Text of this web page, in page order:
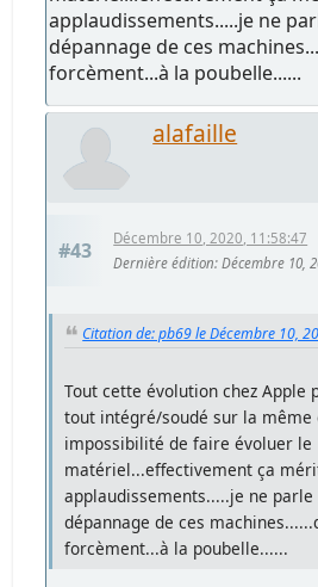
applaudissements.....je ne
dépannage de ces
forcèment...à la poubelle......
alafaille
#43
Décembre 10, 2020, 11:58:47
Dernière édition: Décembre 10,
Citation de: pb69 le Décembre 10,
Tout cette évolution chez Apple
tout intégré/soudé sur la même
impossibilité de faire évoluer le
matériel...effectivement ça
applaudissements.....je ne
dépannage de ces
forcèment...à la poubelle......